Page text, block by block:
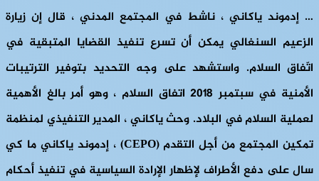
… إدموند ياكاني ، ناشط في المجتمع المدني ، قال إن زيارة
الزعيم السنغالي يمكن أن تسرع تنفيذ القضايا المتبقية في
اتّفاق السلام. واستشهد على وجه التحديد بتوفير الترتيبات
الأمنية في سبتمبر 2018 اتفاق السلام ، وهو أمر بالغ الأهمية
لعملية السلام في البلاد. وحث ياكاني ، المدير التنفيذي لمنظمة
تمكين المجتمع من أجل التقدم(CEPO)
، إدموند ياكاني ما كي
سال على دفع الأطراف لإظهار الإرادة السياسية في تنفيذ أحكام